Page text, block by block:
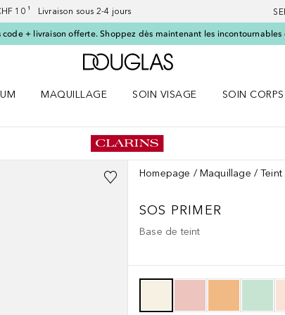
10 ¹ Livraison sous 2-4 jours
code + livraison offerte. Shoppez dès maintenant les incontournables
Vers l'accueil Douglas
MAQUILLAGE
SOIN VISAGE
SOIN CORPS
Homepage Maquillage Teint
SOS PRIMER
Base de teint